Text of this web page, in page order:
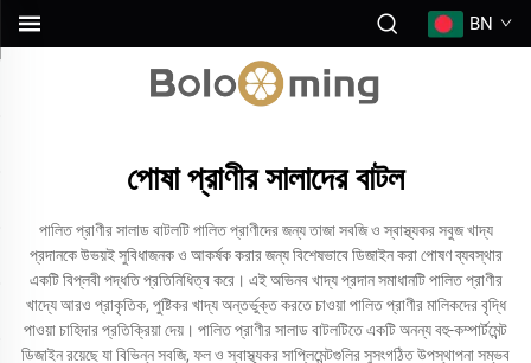
BN
পোষা প্রাণীর সালাদের বাটল
পালিত প্রাণীর সালাড বাটলটি পালিত প্রাণীদের জন্য তাজা সবজি ও স্বাস্থ্যকর সবুজ খাদ্য
প্রদানকে উভয়ই সুবিধাজনক ও আকর্ষক করার জন্য বিশেষভাবে ডিজাইন করা পোষণ ব্যবস্থার
একটি বিপ্লবী পদ্ধতি প্রতিনিধিত্ব করে। এই অভিনব খাদ্য প্রদান সমাধানটি পালিত প্রাণীর
খাদ্যে আরও প্রাকৃতিক, পুষ্টিকর খাদ্য অন্তর্ভুক্ত করতে চাওয়া পালিত প্রাণীর মালিকদের বৃদ্ধি
পাওয়া চাহিদার প্রতিক্রিয়া দেয়। পালিত প্রাণীর সালাড বাটলটিতে একটি অনন্য বহু-কম্পার্টমেন্ট
ডিজাইন রয়েছে যা বিভিন্ন সবজি, ফল ও স্বাস্থ্যকর সাপ্লিমেন্টগুলির সুসংগঠিত উপস্থাপনা সম্ভব